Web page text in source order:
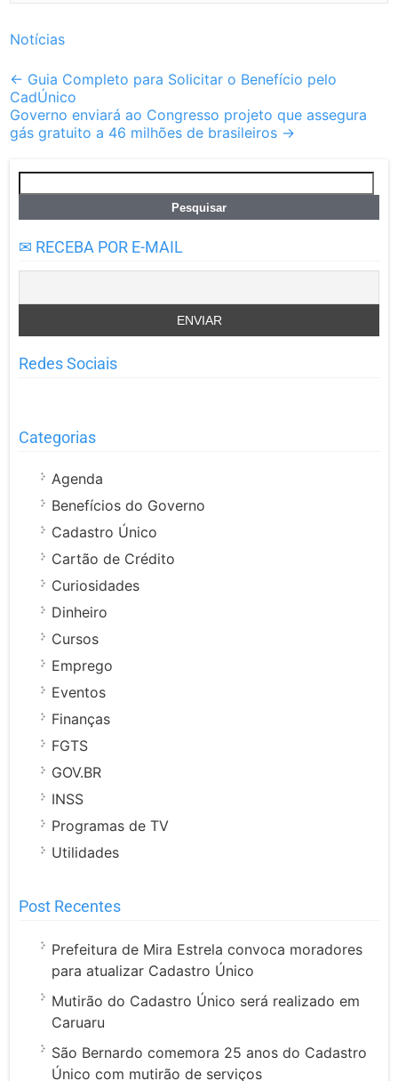
Notícias
Post
navigation
← Guia Completo para Solicitar o Benefício pelo
CadÚnico
Governo enviará ao Congresso projeto que assegura
gás gratuito a 46 milhões de brasileiros →
por:
✉ RECEBA POR E-MAIL
Redes Sociais
Categorias
Agenda
Benefícios do Governo
Cadastro Único
Cartão de Crédito
Curiosidades
Dinheiro
Cursos
Emprego
Eventos
Finanças
FGTS
GOV.BR
INSS
Programas de TV
Utilidades
Post Recentes
Prefeitura de Mira Estrela convoca moradores
para atualizar Cadastro Único
Mutirão do Cadastro Único será realizado em
Caruaru
São Bernardo comemora 25 anos do Cadastro
Único com mutirão de serviços